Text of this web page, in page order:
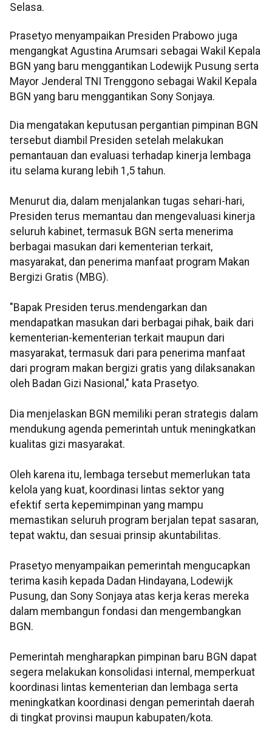
Selasa.
Prasetyo menyampaikan Presiden Prabowo juga
mengangkat Agustina Arumsari sebagai Wakil Kepala
BGN yang baru menggantikan Lodewijk Pusung serta
Mayor Jenderal TNI Trenggono sebagai Wakil Kepala
BGN yang baru menggantikan Sony Sonjaya.
Dia mengatakan keputusan pergantian pimpinan BGN
tersebut diambil Presiden setelah melakukan
pemantauan dan evaluasi terhadap kinerja lembaga
itu selama kurang lebih 1,5 tahun.
Menurut dia, dalam menjalankan tugas sehari-hari,
Presiden terus memantau dan mengevaluasi kinerja
seluruh kabinet, termasuk BGN serta menerima
berbagai masukan dari kementerian terkait,
masyarakat, dan penerima manfaat program Makan
Bergizi Gratis (MBG).
"Bapak Presiden terus.mendengarkan dan
mendapatkan masukan dari berbagai pihak, baik dari
kementerian-kementerian terkait maupun dari
masyarakat, termasuk dari para penerima manfaat
dari program makan bergizi gratis yang dilaksanakan
oleh Badan Gizi Nasional," kata Prasetyo.
Dia menjelaskan BGN memiliki peran strategis dalam
mendukung agenda pemerintah untuk meningkatkan
kualitas gizi masyarakat.
Oleh karena itu, lembaga tersebut memerlukan tata
kelola yang kuat, koordinasi lintas sektor yang
efektif serta kepemimpinan yang mampu
memastikan seluruh program berjalan tepat sasaran,
tepat waktu, dan sesuai prinsip akuntabilitas.
Prasetyo menyampaikan pemerintah mengucapkan
terima kasih kepada Dadan Hindayana, Lodewijk
Pusung, dan Sony Sonjaya atas kerja keras mereka
dalam membangun fondasi dan mengembangkan
BGN.
Pemerintah mengharapkan pimpinan baru BGN dapat
segera melakukan konsolidasi internal, memperkuat
koordinasi lintas kementerian dan lembaga serta
meningkatkan koordinasi dengan pemerintah daerah
di tingkat provinsi maupun kabupaten/kota.